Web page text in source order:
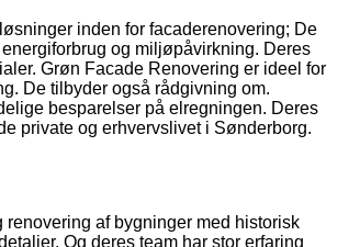
inden for facaderenovering; De
og miljøpåvirkning. Deres
Grøn Facade Renovering er ideel for
De tilbyder også rådgivning om.
besparelser på elregningen. Deres
private og erhvervslivet i Sønderborg.
af bygninger med historisk
Og deres team har stor erfaring